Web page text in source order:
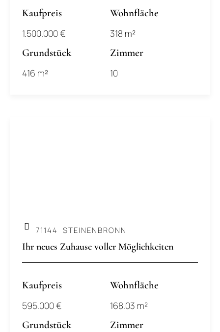
Kaufpreis
1.500.000 €
Wohnfläche
318 m²
Grundstück
416 m²
Zimmer
10
71144 STEINENBRONN
Ihr neues Zuhause voller Möglichkeiten
Kaufpreis
595.000 €
Wohnfläche
168.03 m²
Grundstück Zimmer